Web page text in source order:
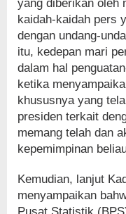
yang diberikan oleh
kaidah-kaidah pers
dengan undang-
itu, kedepan mari
dalam hal
ketika
khususnya yang
presiden terkait
memang telah dan
kepemimpinan
Kemudian, lanjut
menyampaikan